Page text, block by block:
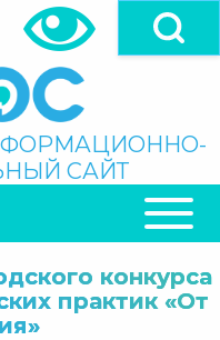
САЙТ
конкурса
практик «От